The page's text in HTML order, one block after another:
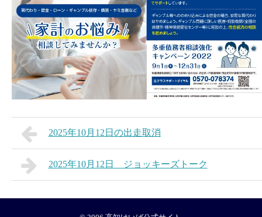
2025年10月12日の出走取消
2025年10月12日 ジョッキーズトーク